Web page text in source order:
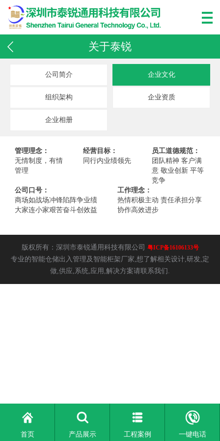
关于泰锐
公司简介 企业文化
组织架构 企业资质
企业相册
管理理念：
无情制度，有情
管理
经营目标：
同行内业绩领先
员工道德规范：
团队精神 客户满
意 敬业创新 平等
竞争
公司口号：
商场如战场冲锋陷阵争业绩
大家连小家艰苦奋斗创效益
工作理念：
热情积极主动 责任承担分享
协作高效进步
版权所有：深圳市泰锐通用科技有限公司 粤ICP备16106133号
专业的智能仓储出入管理及智能柜架厂家,想了解相关设计,研发,定
做,供应,系统,应用,解决方案请联系我们.
首页 产品展示 工程案例 一键电话